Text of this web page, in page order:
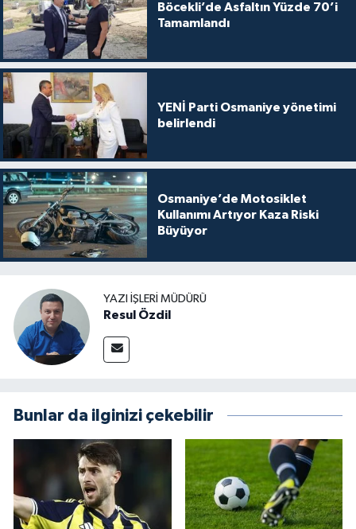
Böcekli’de Asfaltın Yüzde 70’i
Tamamlandı
YENİ Parti Osmaniye yönetimi
belirlendi
Osmaniye’de Motosiklet
Kullanımı Artıyor Kaza Riski
Büyüyor
YAZI İŞLERI MÜDÜRÜ
Resul Özdil
Bunlar da ilginizi çekebilir